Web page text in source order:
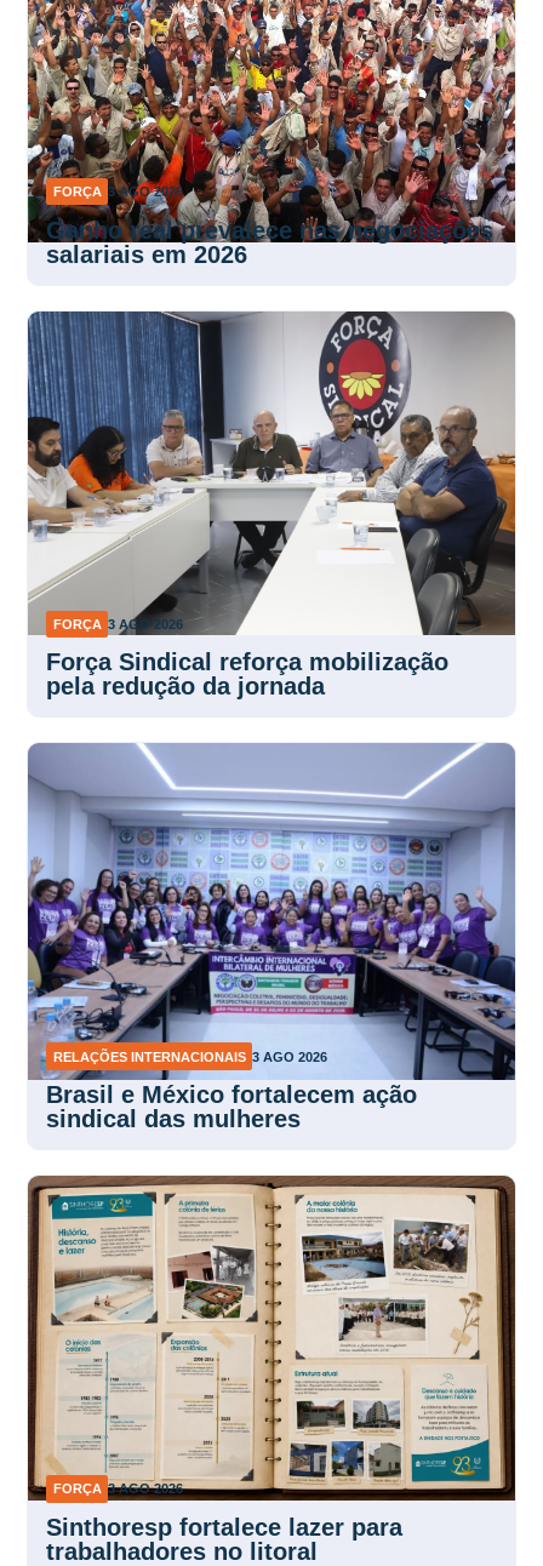
FORÇA 3 AGO 2026
Ganho real prevalece nas negociações
salariais em 2026
FORÇA 3 AGO 2026
Força Sindical reforça mobilização
pela redução da jornada
RELAÇÕES INTERNACIONAIS 3 AGO 2026
Brasil e México fortalecem ação
sindical das mulheres
FORÇA 3 AGO 2026
Sinthoresp fortalece lazer para
trabalhadores no litoral